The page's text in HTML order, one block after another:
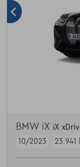
BMW iX iX
10/2023
23.941